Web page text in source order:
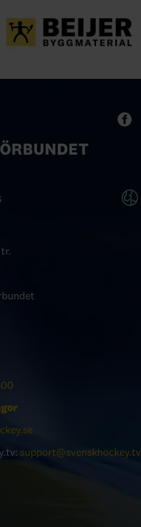
support@svenskhockey.tv